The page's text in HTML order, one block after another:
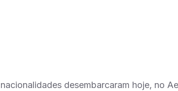
desembarcaram hoje, no